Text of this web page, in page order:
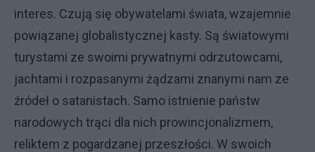
interes. Czują się obywatelami świata, wzajemnie
powiązanej globalistycznej kasty. Są światowymi
turystami ze swoimi prywatnymi odrzutowcami,
jachtami i rozpasanymi żądzami znanymi nam ze
źródeł o satanistach. Samo istnienie państw
narodowych trąci dla nich prowincjonalizmem,
reliktem z pogardzanej przeszłości. W swoich